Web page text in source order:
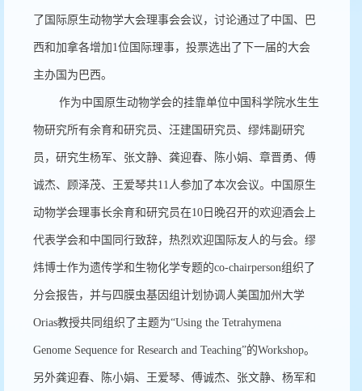
了国际原生动物学大会理事会会议，讨论通过了中国、巴
西和加拿各增加1位国际理事，投票选出了下一届的大会
主办国为巴西。
作为中国原生动物学会的挂靠单位中国科学院水生生
物研究所有余育和研究员、汪建国研究员、缪炜副研究
员，研究生杨军、张文静、龚迎春、陈小娟、章晋勇、傅
诚杰、顾泽茂、王爱琴共11人参加了本次会议。中国原生
动物学会理事长余育和研究员在10日晚召开的欢迎酒会上
代表学会和中国同行致辞，热烈欢迎国际友人的与会。缪
炜博士作为遗传学和生物化学专题的co-chairperson组织了
分会报告，并与四膜虫基因组计划协调人美国加州大学
Orias教授共同组织了主题为“Using the Tetrahymena
Genome Sequence for Research and Teaching”的Workshop。
另外龚迎春、陈小娟、王爱琴、傅诚杰、张文静、杨军和